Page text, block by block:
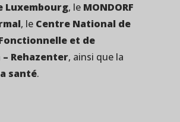
Luxembourg, le MONDORF
, le Centre National de
et de
Rehazenter, ainsi que la
santé.